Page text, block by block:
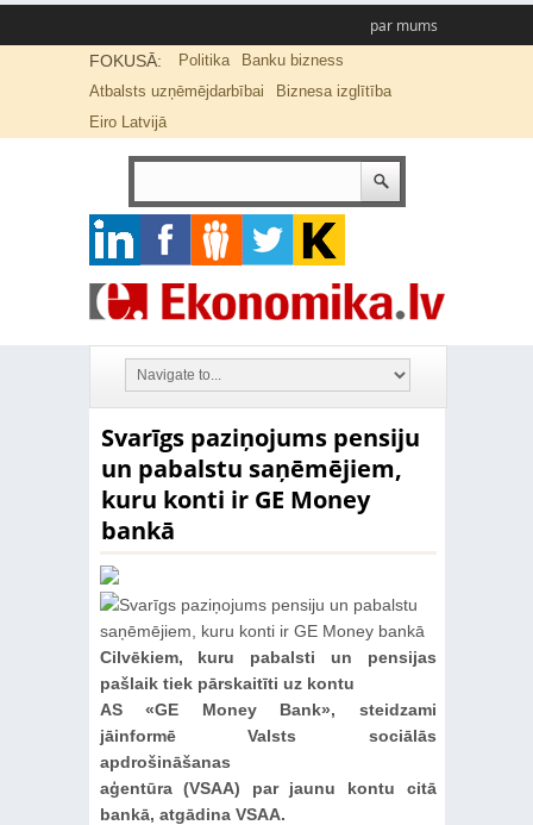
par mums
FOKUSĀ: Politika
Banku bizness
Atbalsts uzņēmējdarbībai
Biznesa izglītība
Eiro Latvijā
Svarīgs paziņojums pensiju
un pabalstu saņēmējiem,
kuru konti ir GE Money
bankā
Cilvēkiem, kuru pabalsti un pensijas
pašlaik tiek pārskaitīti uz kontu
AS «GE Money Bank», steidzami
jāinformē Valsts sociālās
apdrošināšanas
aģentūra (VSAA) par jaunu kontu citā
bankā, atgādina VSAA.